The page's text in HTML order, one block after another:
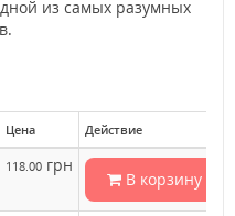
из самых разумных
Цена Действие
118.00 грн
В корзину